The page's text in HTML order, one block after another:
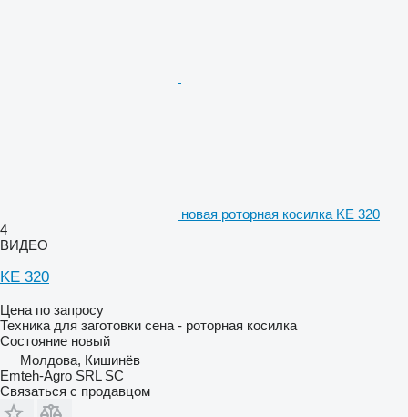
новая роторная косилка KE 320
4
ВИДЕО
KE 320
Цена по запросу
Техника для заготовки сена - роторная косилка
Состояние новый
Молдова, Кишинёв
Emteh-Agro SRL SC
Связаться с продавцом